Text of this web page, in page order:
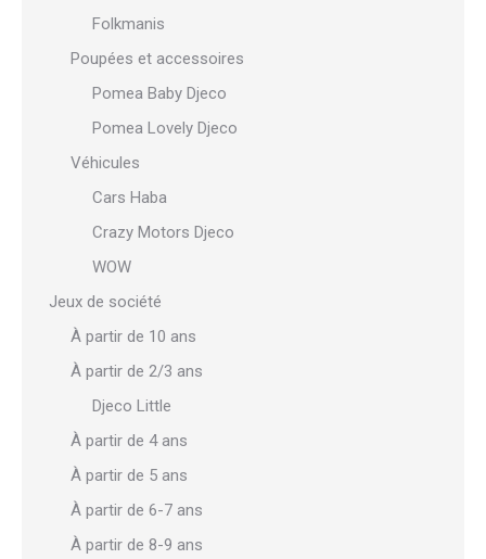
Folkmanis
Poupées et accessoires
Pomea Baby Djeco
Pomea Lovely Djeco
Véhicules
Cars Haba
Crazy Motors Djeco
WOW
Jeux de société
À partir de 10 ans
À partir de 2/3 ans
Djeco Little
À partir de 4 ans
À partir de 5 ans
À partir de 6-7 ans
À partir de 8-9 ans